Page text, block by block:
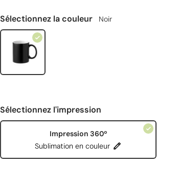
Sélectionnez la couleur Noir
Sélectionnez l'impression
Impression 360º
Sublimation en couleur